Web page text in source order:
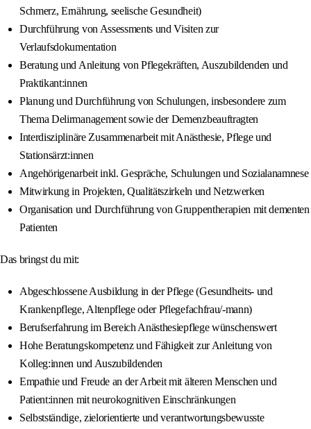
Schmerz, Ernährung, seelische Gesundheit)
Durchführung von Assessments und Visiten zur
Verlaufsdokumentation
Beratung und Anleitung von Pflegekräften, Auszubildenden und
Praktikant:innen
Planung und Durchführung von Schulungen, insbesondere zum
Thema Delirmanagement sowie der Demenzbeauftragten
Interdisziplinäre Zusammenarbeit mit Anästhesie, Pflege und
Stationsärzt:innen
Angehörigenarbeit inkl. Gespräche, Schulungen und Sozialanamnese
Mitwirkung in Projekten, Qualitätszirkeln und Netzwerken
Organisation und Durchführung von Gruppentherapien mit dementen
Patienten
Das bringst du mit:
Abgeschlossene Ausbildung in der Pflege (Gesundheits- und
Krankenpflege, Altenpflege oder Pflegefachfrau/-mann)
Berufserfahrung im Bereich Anästhesiepflege wünschenswert
Hohe Beratungskompetenz und Fähigkeit zur Anleitung von
Kolleg:innen und Auszubildenden
Empathie und Freude an der Arbeit mit älteren Menschen und
Patient:innen mit neurokognitiven Einschränkungen
Selbstständige, zielorientierte und verantwortungsbewusste